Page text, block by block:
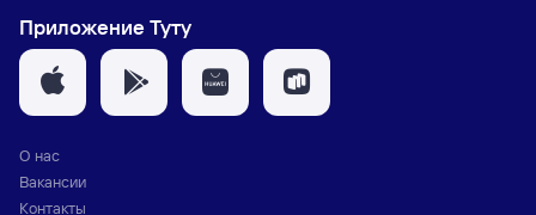
Приложение Туту
О нас
Вакансии
Контакты